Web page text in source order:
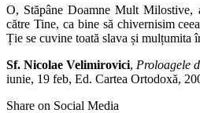
O, Stăpâne Doamne Mult Milostive,
către Tine, ca bine să chivernisim
Ție se cuvine toată slava și mulțumita
Sf. Nicolae Velimirovici, Proloagele
iunie, 19 feb, Ed. Cartea Ortodoxă,
Share on Social Media